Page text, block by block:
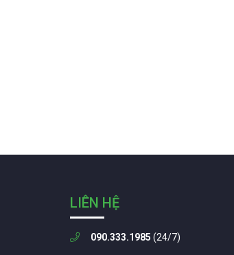
LIÊN HỆ
090.333.1985 (24/7)